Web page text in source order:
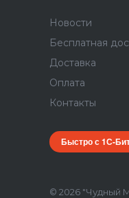
Новости
Бесплатная
Доставка
Оплата
Контакты
Быстро с 1С-
© 2026 "Чудный